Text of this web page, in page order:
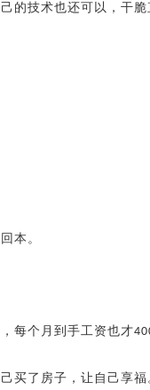
的技术也还可以，干脆
本。
每个月到手工资也才
买了房子，让自己享福